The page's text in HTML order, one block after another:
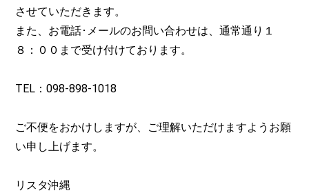
させていただきます。
また、お電話･メールのお問い合わせは、通常通り１
８：００まで受け付けております。
TEL：098-898-1018
ご不便をおかけしますが、ご理解いただけますようお願
い申し上げます。
リスタ沖縄